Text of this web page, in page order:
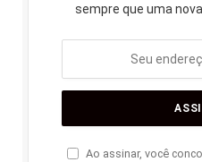
sempre que uma
Ao assinar, você